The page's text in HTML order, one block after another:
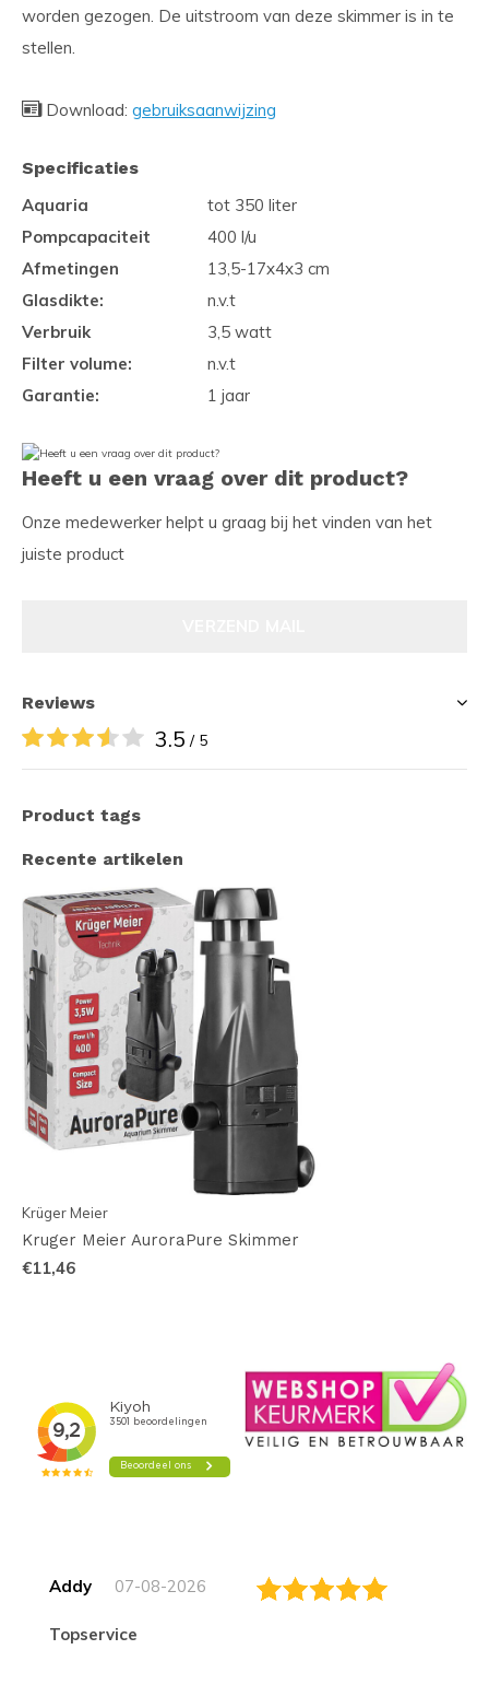
worden gezogen. De uitstroom van deze skimmer is in te
stellen.
Download: gebruiksaanwijzing
Specificaties
Aquaria
tot 350 liter
Pompcapaciteit
400 l/u
Afmetingen
13,5-17x4x3 cm
Glasdikte:
n.v.t
Verbruik
3,5 watt
Filter volume:
n.v.t
Garantie:
1 jaar
Heeft u een vraag over dit product?
Onze medewerker helpt u graag bij het vinden van het
juiste product
Reviews
3.5 / 5
Product tags
Recente artikelen
Krüger Meier
Kruger Meier AuroraPure Skimmer
€11,46
Addy 07-08-2026
topservice